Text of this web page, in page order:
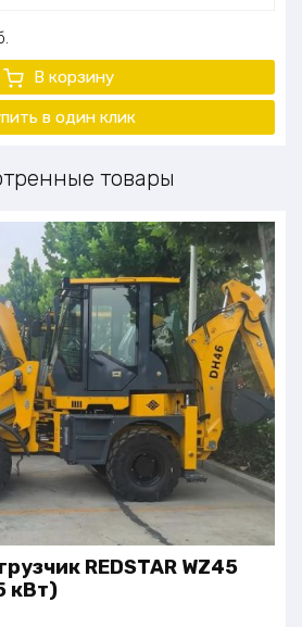
В корзину
в один клик
товары
REDSTAR WZ45
кВт)